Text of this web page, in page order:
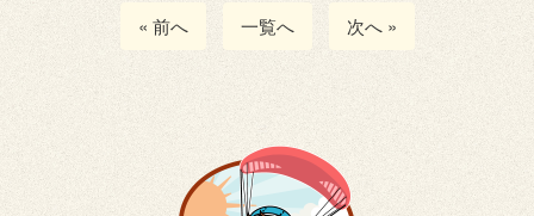
« 前へ 一覧へ 次へ »